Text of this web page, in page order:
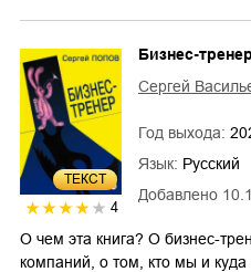
ТЕКСТ
4
Добавлено
Бизнес-тренер
Сергей
Год выхода:
Язык: Русский
О чем эта книга? О бизнес-
компаний, о том, кто мы и